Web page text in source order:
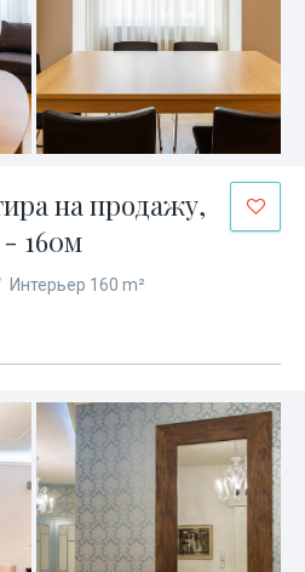
на продажу,
160м
Интерьер 160 m²